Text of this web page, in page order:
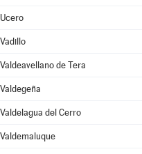
Ucero
Vadillo
Valdeavellano de Tera
Valdegeña
Valdelagua del Cerro
Valdemaluque